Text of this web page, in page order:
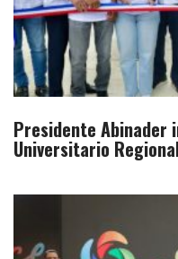
Presidente Abinader
Universitario